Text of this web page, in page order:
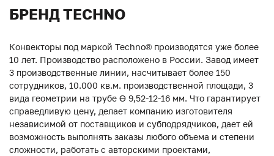
БРЕНД TECHNO
Конвекторы под маркой Techno® производятся уже более
10 лет. Производство расположено в России. Завод имеет
3 производственные линии, насчитывает более 150
сотрудников, 10.000 кв.м. производственной площади, 3
вида геометрии на трубе ϴ 9,52-12-16 мм. Что гарантирует
справедливую цену, делает компанию изготовителя
независимой от поставщиков и субподрядчиков, дает ей
возможность выполнять заказы любого объема и степени
сложности, работать с авторскими проектами,